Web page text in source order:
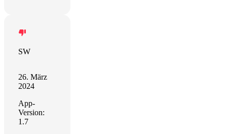
SW
26. März
2024
App-
Version:
1.7